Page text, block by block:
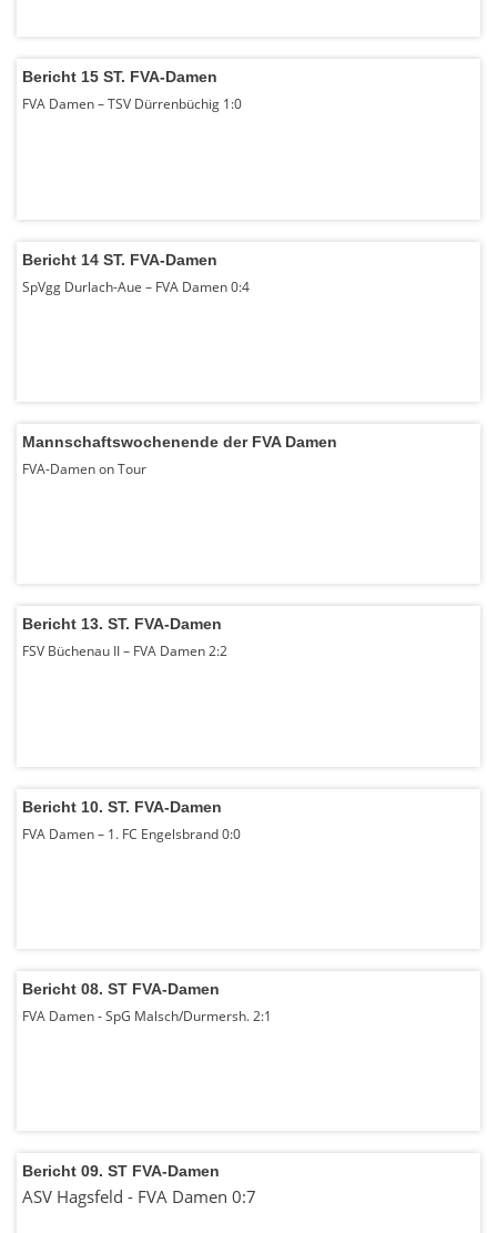
Bericht 15 ST. FVA-Damen
FVA Damen – TSV Dürrenbüchig 1:0
Bericht 14 ST. FVA-Damen
SpVgg Durlach-Aue – FVA Damen 0:4
Mannschaftswochenende der FVA Damen
FVA-Damen on Tour
Bericht 13. ST. FVA-Damen
FSV Büchenau II – FVA Damen 2:2
Bericht 10. ST. FVA-Damen
FVA Damen – 1. FC Engelsbrand 0:0
Bericht 08. ST FVA-Damen
FVA Damen - SpG Malsch/Durmersh. 2:1
Bericht 09. ST FVA-Damen
ASV Hagsfeld - FVA Damen 0:7